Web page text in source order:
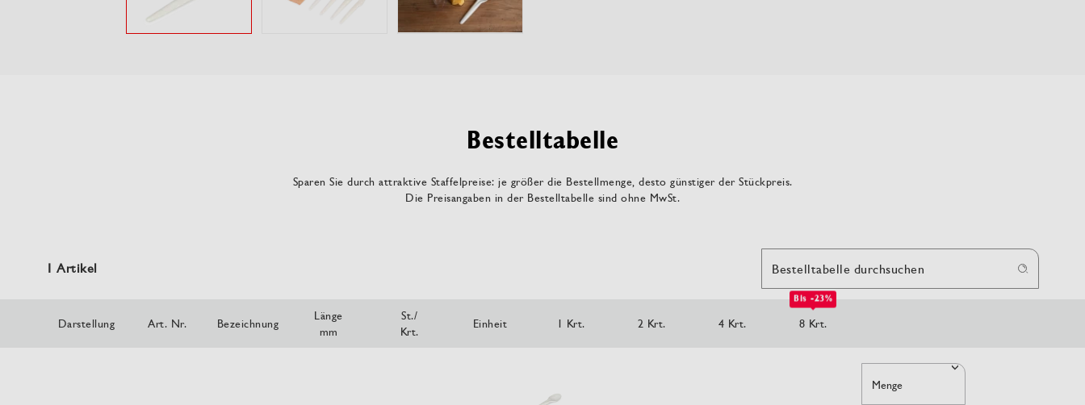
Bestelltabelle
Sparen Sie durch attraktive Staffelpreise: je größer die Bestellmenge, desto günstiger der Stückpreis.
Die Preisangaben in der Bestelltabelle sind ohne MwSt.
1 Artikel Bestelltabelle durchsuchen
Darstellung Art. Nr. Bezeichnung
Länge
mm
St./
Krt.
Einheit 1 Krt. 2 Krt. 4 Krt.
Bis -23%
8 Krt.
Menge